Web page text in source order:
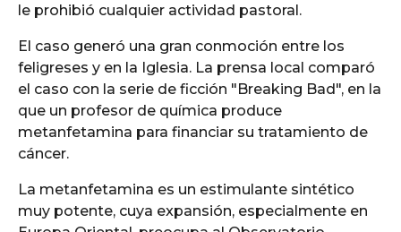
le prohibió cualquier actividad pastoral.
El caso generó una gran conmoción entre los
feligreses y en la Iglesia. La prensa local comparó
el caso con la serie de ficción "Breaking Bad", en la
que un profesor de química produce
metanfetamina para financiar su tratamiento de
cáncer.
La metanfetamina es un estimulante sintético
muy potente, cuya expansión, especialmente en